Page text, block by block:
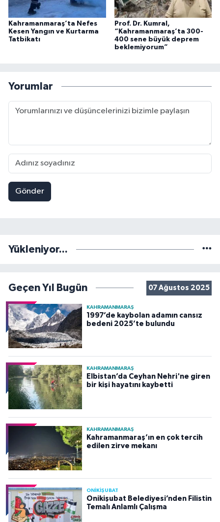
Kahramanmaraş’ta Nefes
Kesen Yangın ve Kurtarma
Tatbikatı
Prof. Dr. Kumral,
“Kahramanmaraş’ta 300-
400 sene büyük deprem
beklemiyorum”
Yorumlar
Gönder
Yükleniyor...
Geçen Yıl Bugün 07 Ağustos 2025
KAHRAMANMARAŞ
1997’de kaybolan adamın cansız
bedeni 2025’te bulundu
KAHRAMANMARAŞ
Elbistan’da Ceyhan Nehri'ne giren
bir kişi hayatını kaybetti
KAHRAMANMARAŞ
Kahramanmaraş’ın en çok tercih
edilen zirve mekanı
ONİKİŞUBAT
Onikişubat Belediyesi’nden Filistin
Temalı Anlamlı Çalışma